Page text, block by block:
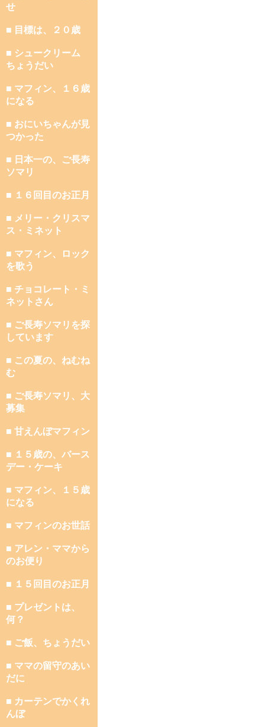
せ
■ 目標は、２０歳
■ シュークリーム
ちょうだい
■ マフィン、１６歳
になる
■ おにいちゃんが見
つかった
■ 日本一の、ご長寿
ソマリ
■ １６回目のお正月
■ メリー・クリスマ
ス・ミネット
■ マフィン、ロック
を歌う
■ チョコレート・ミ
ネットさん
■ ご長寿ソマリを探
しています
■ この夏の、ねむね
む
■ ご長寿ソマリ、大
募集
■ 甘えんぼマフィン
■ １５歳の、バース
デー・ケーキ
■ マフィン、１５歳
になる
■ マフィンのお世話
■ アレン・ママから
のお便り
■ １５回目のお正月
■ プレゼントは、
何？
■ ご飯、ちょうだい
■ ママの留守のあい
だに
■ カーテンでかくれ
んぼ